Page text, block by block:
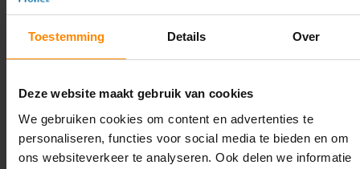
Toestemming Details Over
Deze website maakt gebruik van cookies
We gebruiken cookies om content en advertenties te
personaliseren, functies voor social media te bieden en om
ons websiteverkeer te analyseren. Ook delen we informatie
Montage uitbesteden?